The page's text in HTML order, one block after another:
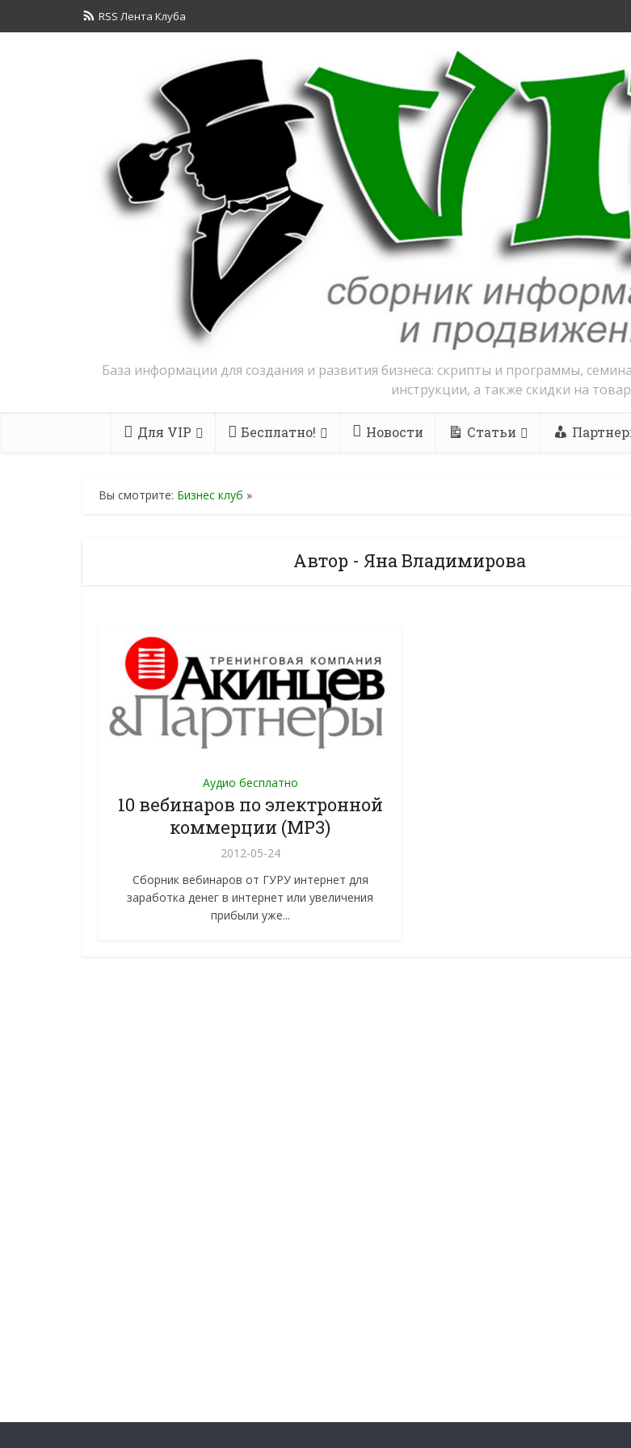
RSS Лента Клуба
База информации для создания и развития бизнеса: скрипты и программы,
инструкции, а также скидки на
Для VIP Бесплатно! Новости Статьи
Вы смотрите: Бизнес клуб »
Автор - Яна Владимирова
Аудио бесплатно
10 вебинаров по электронной
коммерции (MP3)
2012-05-24
Сборник вебинаров от ГУРУ интернет для
заработка денег в интернет или увеличения
прибыли уже...